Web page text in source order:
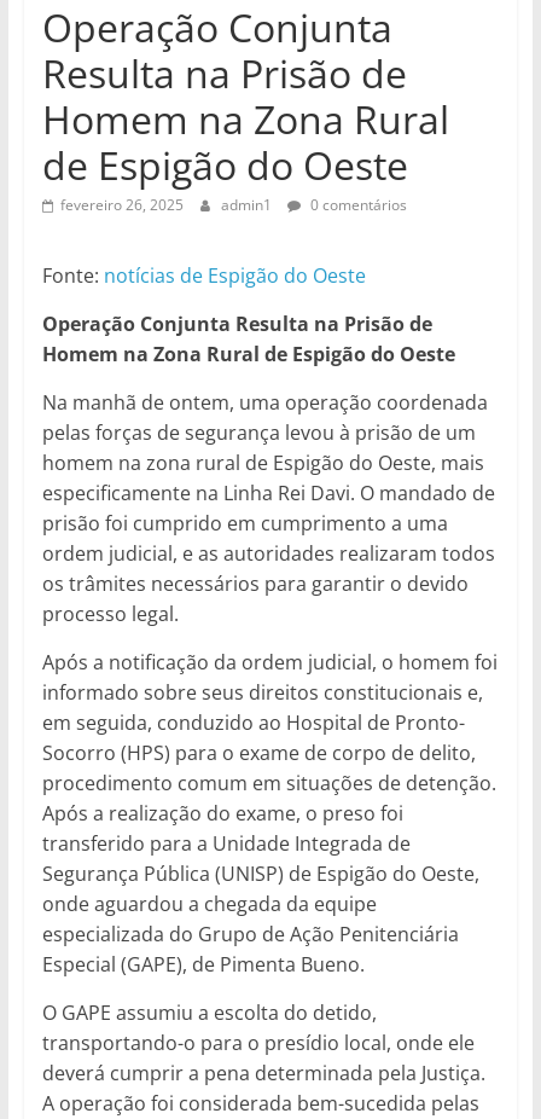
Operação Conjunta
Resulta na Prisão de
Homem na Zona Rural
de Espigão do Oeste
fevereiro 26, 2025 admin1 0 comentários
Fonte: notícias de Espigão do Oeste
Operação Conjunta Resulta na Prisão de
Homem na Zona Rural de Espigão do Oeste
Na manhã de ontem, uma operação coordenada
pelas forças de segurança levou à prisão de um
homem na zona rural de Espigão do Oeste, mais
especificamente na Linha Rei Davi. O mandado de
prisão foi cumprido em cumprimento a uma
ordem judicial, e as autoridades realizaram todos
os trâmites necessários para garantir o devido
processo legal.
Após a notificação da ordem judicial, o homem foi
informado sobre seus direitos constitucionais e,
em seguida, conduzido ao Hospital de Pronto-
Socorro (HPS) para o exame de corpo de delito,
procedimento comum em situações de detenção.
Após a realização do exame, o preso foi
transferido para a Unidade Integrada de
Segurança Pública (UNISP) de Espigão do Oeste,
onde aguardou a chegada da equipe
especializada do Grupo de Ação Penitenciária
Especial (GAPE), de Pimenta Bueno.
O GAPE assumiu a escolta do detido,
transportando-o para o presídio local, onde ele
deverá cumprir a pena determinada pela Justiça.
A operação foi considerada bem-sucedida pelas